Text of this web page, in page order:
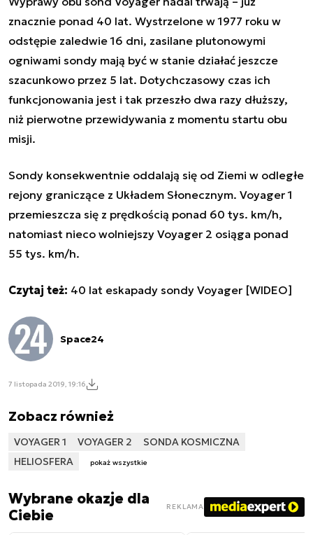
znacznie ponad 40 lat. Wystrzelone w 1977 roku w
odstępie zaledwie 16 dni, zasilane plutonowymi
ogniwami sondy mają być w stanie działać jeszcze
szacunkowo przez 5 lat. Dotychczasowy czas ich
funkcjonowania jest i tak przeszło dwa razy dłuższy,
niż pierwotne przewidywania z momentu startu obu
misji.
Sondy konsekwentnie oddalają się od Ziemi w odległe
rejony graniczące z Układem Słonecznym. Voyager 1
przemieszcza się z prędkością ponad 60 tys. km/h,
natomiast nieco wolniejszy Voyager 2 osiąga ponad
55 tys. km/h.
Czytaj też: 40 lat eskapady sondy Voyager [WIDEO]
Space24
7 listopada 2019, 19:16
Zobacz również
VOYAGER 1 VOYAGER 2
SONDA KOSMICZNA
HELIOSFERA
pokaż wszystkie
Wybrane okazje dla
Ciebie
REKLAMA